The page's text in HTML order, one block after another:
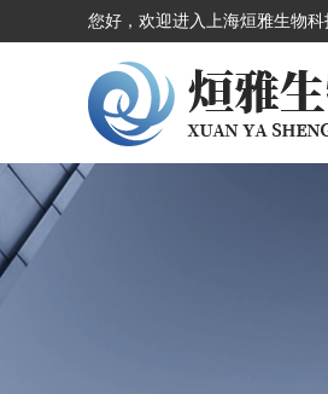
您好，欢迎进入上海烜雅生物科